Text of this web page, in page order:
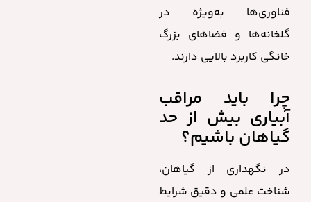
فناوری‌ها به‌ویژه در
گلخانه‌ها و فضاهای بزرگ
خانگی کاربرد بالایی دارند.
چرا باید مراقب
آبیاری بیش از حد
گیاهان باشیم؟
در نگهداری از گیاهان،
شناخت علمی و دقیق شرایط